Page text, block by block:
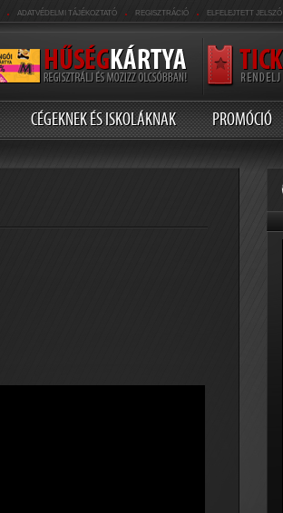
. ADATVÉDELMI TÁJÉKOZTATÓ . REGISZTRÁCIÓ . ELFELEJTETT JELSZÓ
CÉGEKNEK ÉS ISKOLÁKNAK PROMÓCIÓ